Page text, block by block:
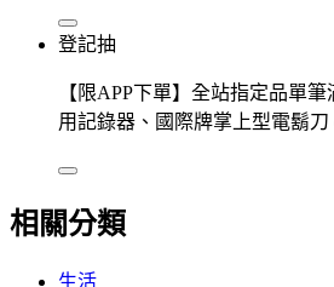
登記抽
【限APP下單】全站指定品單
用記錄器、國際牌掌上型電鬍刀
相關分類
生活